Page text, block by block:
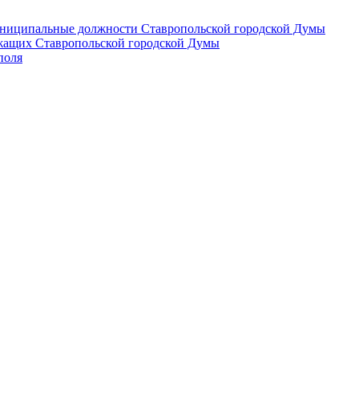
должности Ставропольской городской Думы
Ставропольской городской Думы